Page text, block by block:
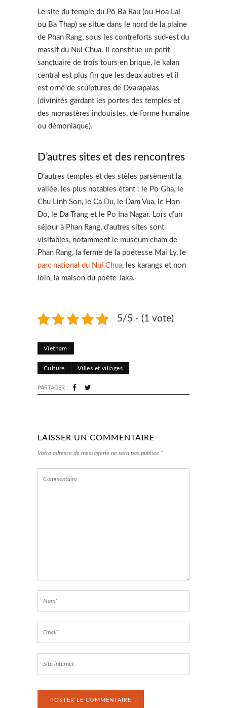
Le site du temple du Pô Ba Rau (ou Hoa Lai
ou Ba Thap) se situe dans le nord de la plaine
de Phan Rang, sous les contreforts sud-est du
massif du Nui Chua. Il constitue un petit
sanctuaire de trois tours en brique, le kalan
central est plus fin que les deux autres et il
est orné de sculptures de Dvarapalas
(divinités gardant les portes des temples et
des monastères indouistes, de forme humaine
ou démoniaque).
D’autres sites et des rencontres
D’autres temples et des stèles parsèment la
vallée, les plus notables étant : le Po Gha, le
Chu Linh Son, le Ca Du, le Dam Vua, le Hon
Do, le Da Trang et le Po Ina Nagar. Lors d’un
séjour à Phan Rang, d’autres sites sont
visitables, notamment le muséum cham de
Phan Rang, la ferme de la poétesse Mai Ly, le
parc national du Nui Chua, les karangs et non
loin, la maison du poète Jaka.
5/5 - (1 vote)
Vietnam
Culture Villes et villages
PARTAGER :
LAISSER UN COMMENTAIRE
Votre adresse de messagerie ne sera pas publiée.*